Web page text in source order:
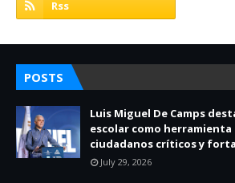
POSTS
Luis Miguel De Camps
escolar como
ciudadanos críticos y
July 29, 2026